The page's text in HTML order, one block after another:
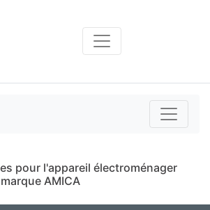
pour l'appareil électroménager
AMICA